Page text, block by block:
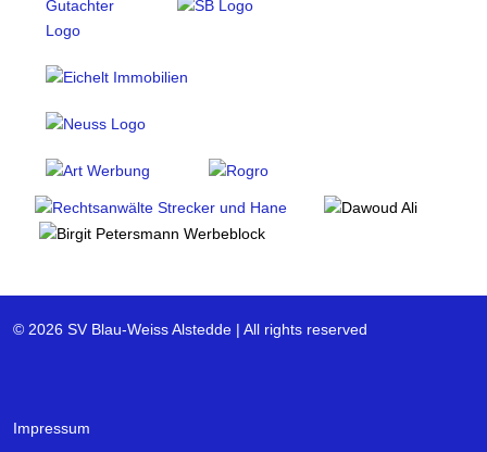
© 2026 SV Blau-Weiss Alstedde | All rights reserved
Impressum